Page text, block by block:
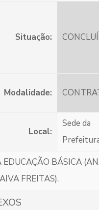
Situação:
Modalidade:
Local:
Sede da
EDUCAÇÃO BÁSICA
FREITAS).